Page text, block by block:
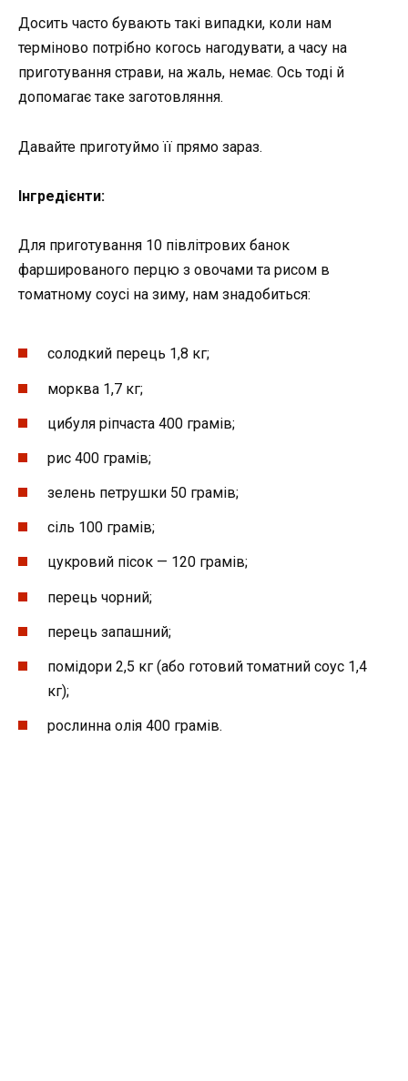
Досить часто бувають такі випадки, коли нам
терміново потрібно когось нагодувати, а часу на
приготування страви, на жаль, немає. Ось тоді й
допомагає таке заготовляння.
Давайте приготуймо її прямо зараз.
Інгредієнти:
Для приготування 10 півлітрових банок
фаршированого перцю з овочами та рисом в
томатному соусі на зиму, нам знадобиться:
солодкий перець 1,8 кг;
морква 1,7 кг;
цибуля ріпчаста 400 грамів;
рис 400 грамів;
зелень петрушки 50 грамів;
сіль 100 грамів;
цукровий пісок — 120 грамів;
перець чорний;
перець запашний;
помідори 2,5 кг (або готовий томатний соус 1,4
кг);
рослинна олія 400 грамів.